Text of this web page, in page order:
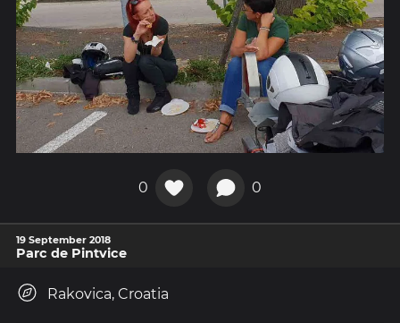
0 0
19 September 2018
Parc de Pintvice
Rakovica, Croatia